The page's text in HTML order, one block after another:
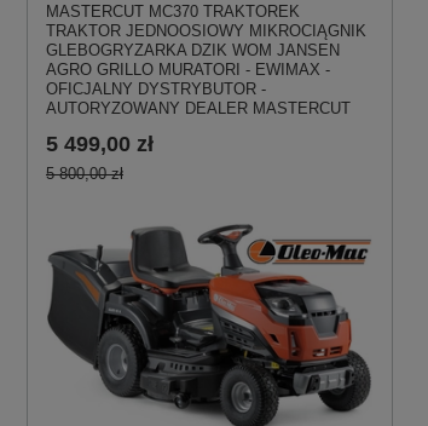
MASTERCUT MC370 TRAKTOREK
TRAKTOR JEDNOOSIOWY MIKROCIĄGNIK
GLEBOGRYZARKA DZIK WOM JANSEN
AGRO GRILLO MURATORI - EWIMAX -
OFICJALNY DYSTRYBUTOR -
AUTORYZOWANY DEALER MASTERCUT
5 499,00 zł
5 800,00 zł